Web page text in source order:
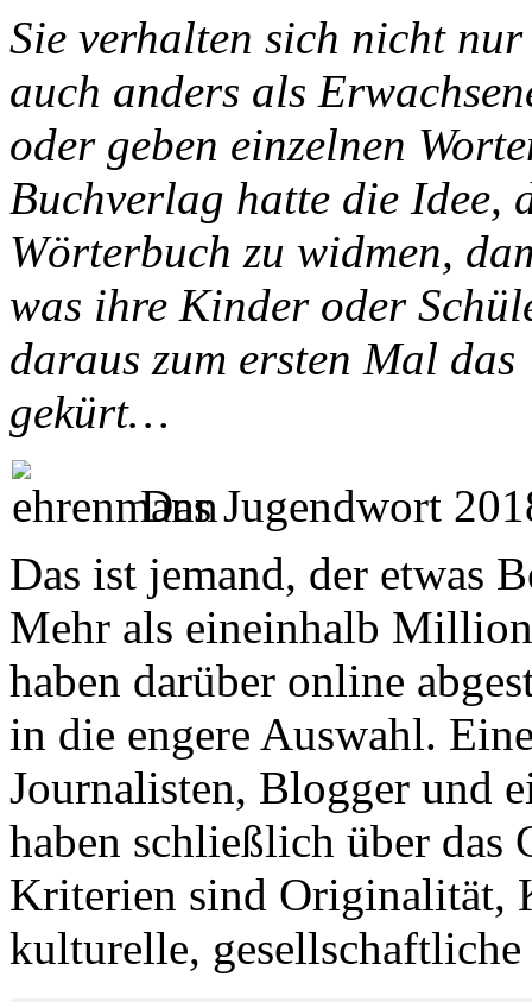
Sie verhalten sich nicht
auch anders als
oder geben einzelnen
Buchverlag hatte die Idee,
Wörterbuch zu widmen,
was ihre Kinder oder
daraus zum ersten Mal
gekürt…
Das Jugendwort
Das ist jemand, der etwas
Mehr als eineinhalb
haben darüber online
in die engere Auswahl.
Journalisten, Blogger und
haben schließlich über das
Kriterien sind Originalität,
kulturelle,